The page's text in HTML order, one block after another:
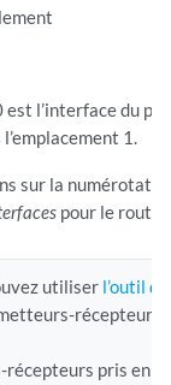
l’interface du
1.
sur la
pour le
utiliser l’outil
récepteurs
pris en